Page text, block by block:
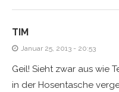
TIM
Januar 25, 2013 - 20:53
Geil! Sieht zwar aus wie
in der Hosentasche